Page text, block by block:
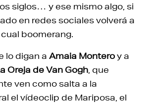
siglos… y ese mismo algo, si
en redes sociales volverá a
boomerang.
lo digan a Amaia Monteroy a
Oreja de Van Gogh , que
ven como salta a la
el vídeoclip de Mariposa, el